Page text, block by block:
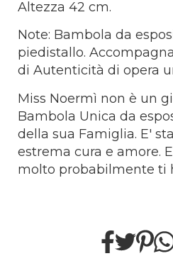
Altezza 42 cm.
Note: Bambola da
piedistallo.
di Autenticità di opera
Miss Noermì non è un
Bambola Unica da
della sua Famiglia. E'
estrema cura e amore.
molto probabilmente ti